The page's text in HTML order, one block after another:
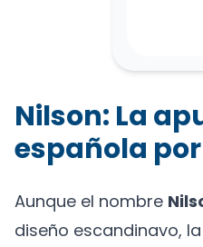
Nilson: La
española
Aunque el nombre
diseño escandinavo,